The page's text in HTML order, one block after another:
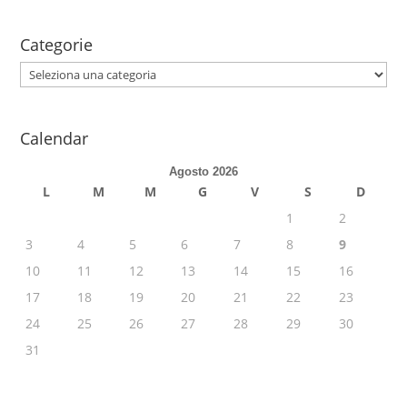
Categorie
Categorie
Calendar
Agosto 2026
L M M G V S
D
1
2
3
4 5 6 7 8
9
10
11 12 13 14 15
16
17
18 19 20 21 22
23
24
25 26 27 28 29
30
31